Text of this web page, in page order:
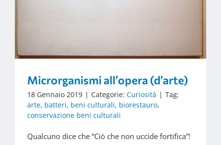
Microrganismi all’opera (d’arte)
18 Gennaio 2019 | Categorie: Curiosità | Tag:
arte, batteri, beni culturali, biorestauro,
conservazione beni culturali
Qualcuno dice che “Ciò che non uccide fortifica”!